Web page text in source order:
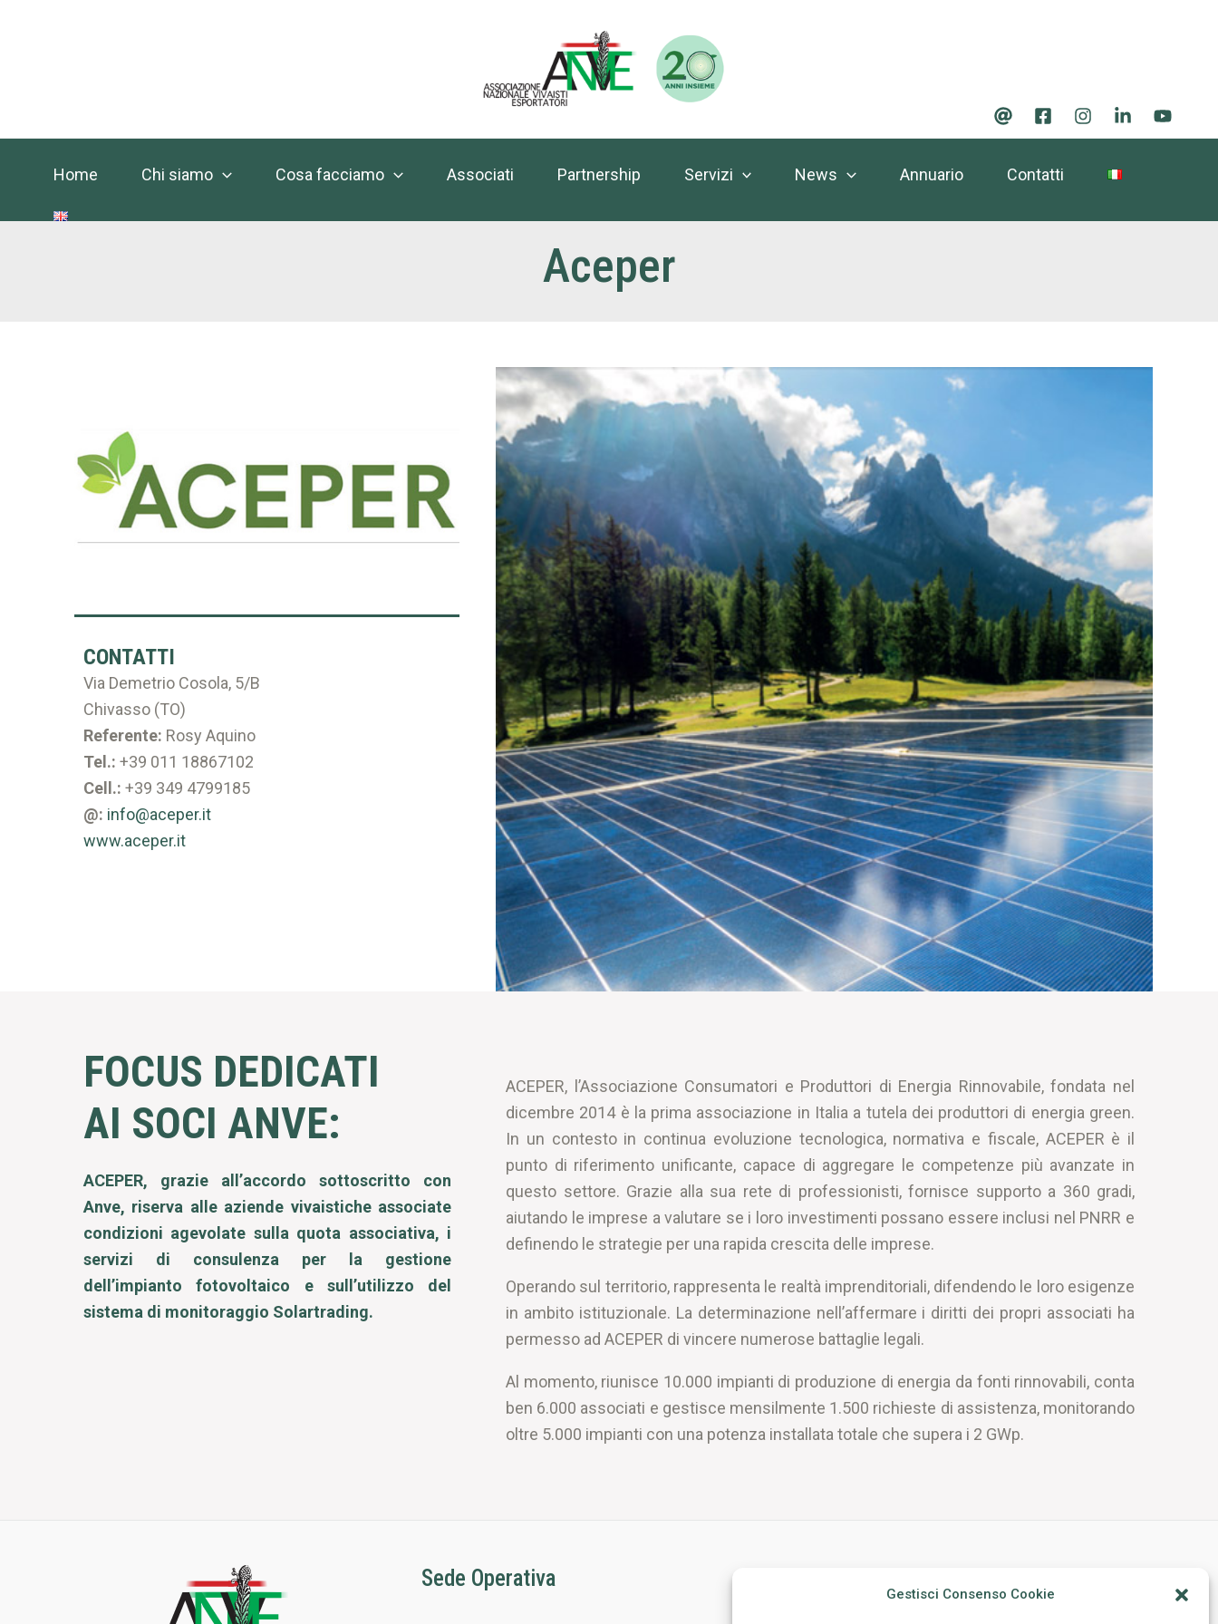
Gestisci Consenso Cookie
Home Chi siamo Cosa facciamo Associati Partnership Servizi News Annuario Contatti
Aceper
CONTATTI
Via Demetrio Cosola, 5/B
Chivasso (TO)
Referente: Rosy Aquino
Tel.: +39 011 18867102
Cell.: +39 349 4799185
@: info@aceper.it
www.aceper.it
FOCUS DEDICATI
AI SOCI ANVE:
ACEPER, grazie all’accordo sottoscritto con
Anve, riserva alle aziende vivaistiche associate
condizioni agevolate sulla quota associativa, i
servizi di consulenza per la gestione
dell’impianto fotovoltaico e sull’utilizzo del
sistema di monitoraggio Solartrading.
ACEPER, l’Associazione Consumatori e Produttori di Energia Rinnovabile, fondata nel
dicembre 2014 è la prima associazione in Italia a tutela dei produttori di energia green.
In un contesto in continua evoluzione tecnologica, normativa e fiscale, ACEPER è il
punto di riferimento unificante, capace di aggregare le competenze più avanzate in
questo settore. Grazie alla sua rete di professionisti, fornisce supporto a 360 gradi,
aiutando le imprese a valutare se i loro investimenti possano essere inclusi nel PNRR e
definendo le strategie per una rapida crescita delle imprese.
Operando sul territorio, rappresenta le realtà imprenditoriali, difendendo le loro esigenze
in ambito istituzionale. La determinazione nell’affermare i diritti dei propri associati ha
permesso ad ACEPER di vincere numerose battaglie legali.
Al momento, riunisce 10.000 impianti di produzione di energia da fonti rinnovabili, conta
ben 6.000 associati e gestisce mensilmente 1.500 richieste di assistenza, monitorando
oltre 5.000 impianti con una potenza installata totale che supera i 2 GWp.
Sede Operativa